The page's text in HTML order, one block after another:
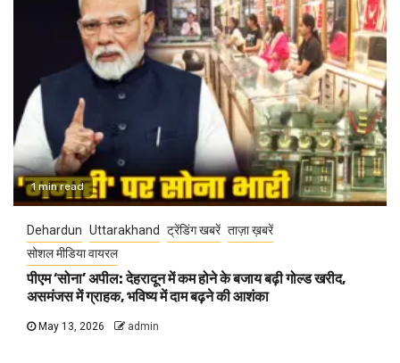
1 min read
Dehardun Uttarakhand ट्रेंडिंग खबरें ताज़ा ख़बरें
सोशल मीडिया वायरल
पीएम ‘सोना’ अपील: देहरादून में कम होने के बजाय बढ़ी गोल्ड खरीद,
असमंजस में ग्राहक, भविष्य में दाम बढ़ने की आशंका
May 13, 2026 admin